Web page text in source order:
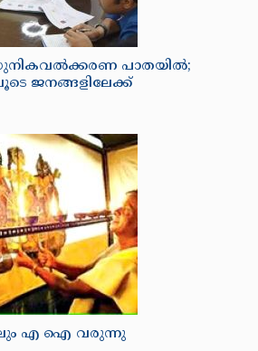
പാതയിൽ;
ജനങ്ങളിലേക്ക്
എ ഐ വരുന്നു